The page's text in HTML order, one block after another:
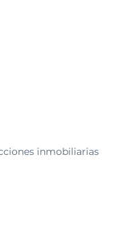
inmobiliarias